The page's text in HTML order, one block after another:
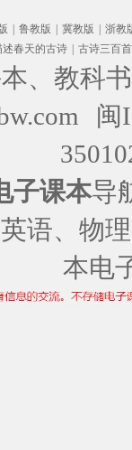
鲁教版 冀教版
浙教
述春天的古诗 古诗三百首
、教科
闽
子课本导
语、物
本电